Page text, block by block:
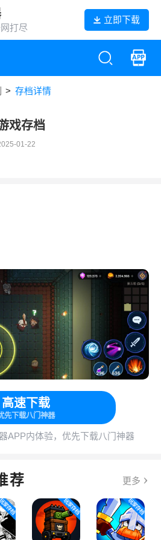
打尽
立即下载
> 存档详情
戏存档
01-22
高速下载
先下载八门神器
APP内体验，优先下载八门神器
荐 更多